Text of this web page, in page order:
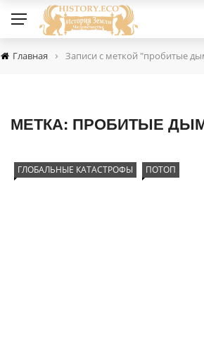
Главная › Записи с меткой "пробитые
МЕТКА: ПРОБИТЫЕ
ГЛОБАЛЬНЫЕ КАТАСТРОФЫ ПОТОП